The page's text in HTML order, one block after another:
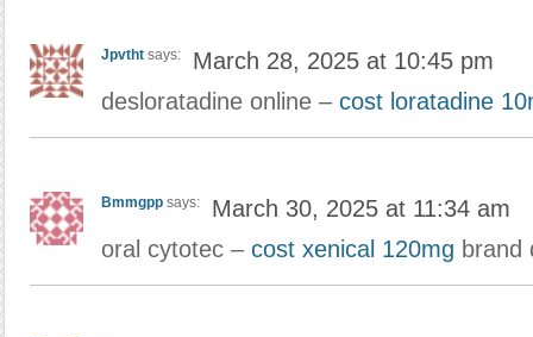
Jpvtht says:
March 28, 2025 at 10:45 pm
desloratadine online – cost loratadine
Bmmgpp says:
March 30, 2025 at 11:34 am
oral cytotec – cost xenical 120mg brand